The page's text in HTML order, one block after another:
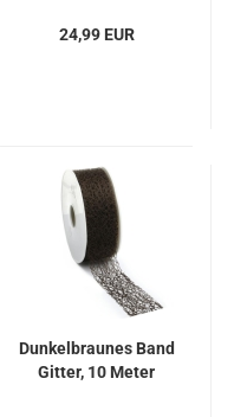
24,99 EUR
Dunkelbraunes Band
Gitter, 10 Meter